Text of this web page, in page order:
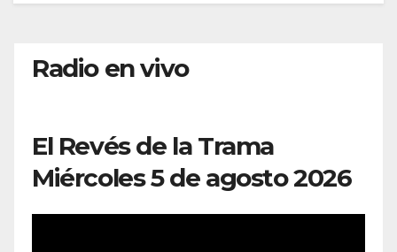
Radio en vivo
El Revés de la Trama
Miércoles 5 de agosto 2026